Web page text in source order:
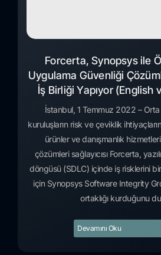
Forcerta, Synopsys ile
Uygulama Güvenliği
İş Birliği Yapıyor (English
İstanbul, 1 Temmuz 2022 –
kuruluşların risk ve çeviklik
ürünler ve danışmanlık
çözümleri sağlayıcısı Forcerta,
döngüsü (SDLC) içinde iş risklerini
için Synopsys Software Integrity
ortaklığı kurduğunu
Devamını Oku